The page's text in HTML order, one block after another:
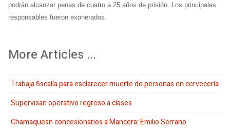
podrán alcanzar penas de cuatro a 25 años de prisión. Los principales
responsables fueron exonerados.
More Articles ...
Trabaja fiscalía para esclarecer muerte de personas en cervecería
Supervisan operativo regreso a clases
Chamaquean concesionarios a Mancera: Emilio Serrano